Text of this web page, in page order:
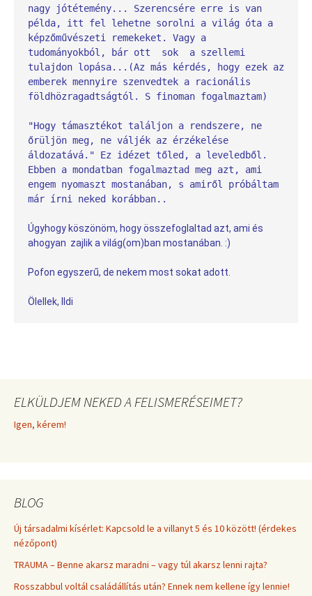
nagy jótétemény... Szerencsére erre is van
példa, itt fel lehetne sorolni a világ óta a
képzőművészeti remekeket. Vagy a
tudományokból, bár ott  sok  a szellemi
tulajdon lopása...(Az más kérdés, hogy ezek az
emberek mennyire szenvedtek a racionális
földhözragadtságtól. S finoman fogalmaztam)
"Hogy támasztékot találjon a rendszere, ne
őrüljön meg, ne váljék az érzékelése
áldozatává." Ez idézet tőled, a leveledből.
Ebben a mondatban fogalmaztad meg azt, ami
engem nyomaszt mostanában, s amiről próbáltam
már írni neked korábban..
Úgyhogy köszönöm, hogy összefoglaltad azt, ami és
ahogyan  zajlik a világ(om)ban mostanában. :)
Pofon egyszerű, de nekem most sokat adott.
Ölellek, Ildi
ELKÜLDJEM NEKED A FELISMERÉSEIMET?
Igen, kérem!
BLOG
Új társadalmi kísérlet: Kapcsold le a villanyt 5 és 10 között! (érdekes
nézőpont)
TRAUMA – Benne akarsz maradni – vagy túl akarsz lenni rajta?
Rosszabbul voltál családállítás után? Ennek nem kellene így lennie!